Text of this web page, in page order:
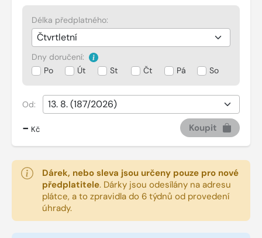
Délka předplatného:
Dny doručení:
Po
Út St Čt Pá So
Od:
- Kč Koupit
Dárek, nebo sleva jsou určeny pouze pro nové
předplatitele. Dárky jsou odesílány na adresu
plátce, a to zpravidla do 6 týdnů od provedení
úhrady.